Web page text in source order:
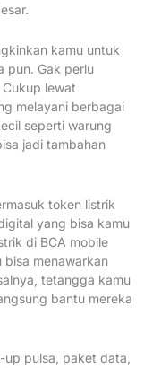
kamu untuk
pun. Gak perlu
lewat
melayani berbagai
seperti warung
jadi tambahan
token listrik
yang bisa kamu
di BCA mobile
bisa menawarkan
tetangga kamu
bantu mereka
pulsa, paket data,